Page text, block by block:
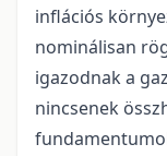
inflációs
nominálisan
igazodnak a
nincsenek